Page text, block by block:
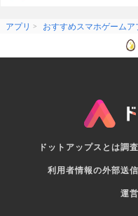
アプリ おすすめスマホゲームア
ドットアップスとは調
利用者情報の外部送
運